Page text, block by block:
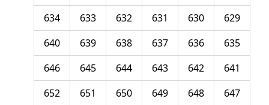
629
630
631
632
633
634
635
636
637
638
639
640
641
642
643
644
645
646
647
648
649
650
651
652